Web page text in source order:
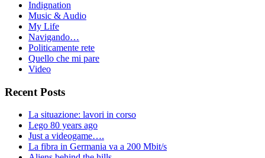
Indignation
Music & Audio
My Life
Navigando…
Politicamente rete
Quello che mi pare
Video
Recent Posts
La situazione: lavori in corso
Lego 80 years ago
Just a videogame….
La fibra in Germania va a 200 Mbit/s